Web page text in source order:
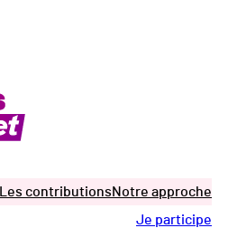
Les contributionsNotre approche
Je participe